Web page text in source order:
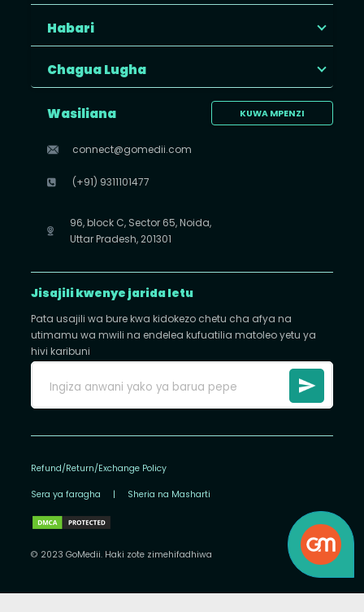
Habari
Chagua Lugha
KUWA MPENZI
Wasiliana
connect@gomedii.com
(+91) 9311101477
96, block C, Sector 65, Noida,
Uttar Pradesh, 201301
Jisajili kwenye jarida letu
Pata usajili wa bure kwa kidokezo chetu cha afya na
utimamu wa mwili na endelea kufuatilia matoleo yetu ya
hivi karibuni
Refund/Return/Exchange Policy
Sera ya faragha | Sheria na Masharti
© 2023 GoMedii. Haki zote zimehifadhiwa